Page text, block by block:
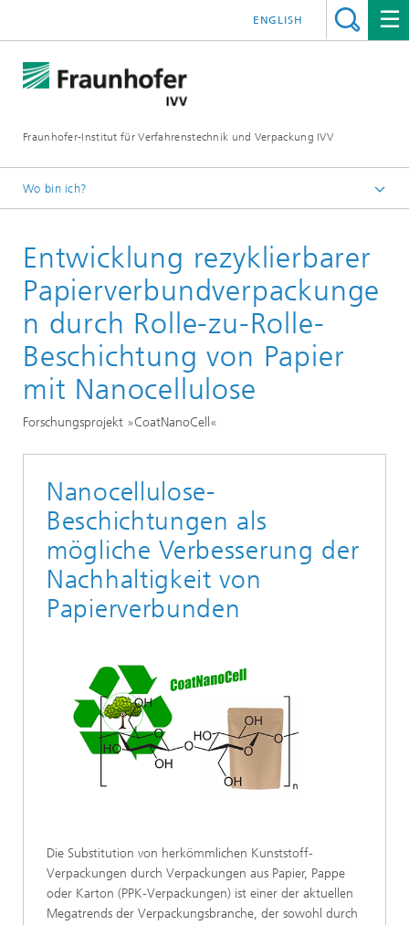
Fraunhofer-Institut für Verfahrenstechnik und Verpackung IVV
ENGLISH
Wo bin ich?
Verpackung
Biobasierte Verpackungen
Entwicklung rezyklierbarer
Papierverbundverpackunge
n durch Rolle-zu-Rolle-
Beschichtung von Papier
mit Nanocellulose
Forschungsprojekt »CoatNanoCell«
Nanocellulose-
Beschichtungen als
mögliche Verbesserung der
Nachhaltigkeit von
Papierverbunden
Die Substitution von herkömmlichen Kunststoff-
Verpackungen durch Verpackungen aus Papier, Pappe
oder Karton (PPK-Verpackungen) ist einer der aktuellen
Megatrends der Verpackungsbranche, der sowohl durch